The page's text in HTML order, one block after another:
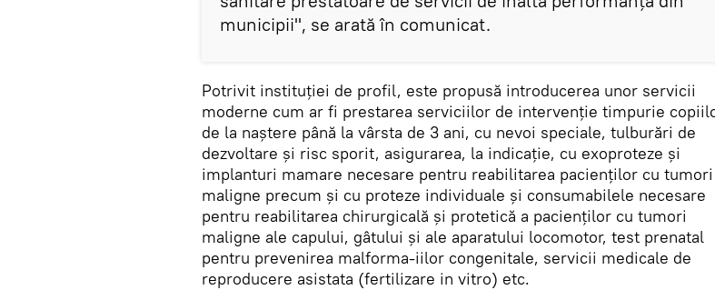
municipii", se arată în comunicat.
Potrivit instituţiei de profil, este propusă introducerea unor servicii
moderne cum ar fi prestarea serviciilor de intervenție timpurie
de la naștere până la vârsta de 3 ani, cu nevoi speciale, tulburări de
dezvoltare și risc sporit, asigurarea, la indicaţie, cu exoproteze şi
implanturi mamare necesare pentru reabilitarea pacienţilor cu tumori
maligne precum şi cu proteze individuale şi consumabilele necesare
pentru reabilitarea chirurgicală şi protetică a pacienţilor cu tumori
maligne ale capului, gâtului şi ale aparatului locomotor, test prenatal
pentru prevenirea malforma-iilor congenitale, servicii medicale de
reproducere asistata (fertilizare in vitro) etc.